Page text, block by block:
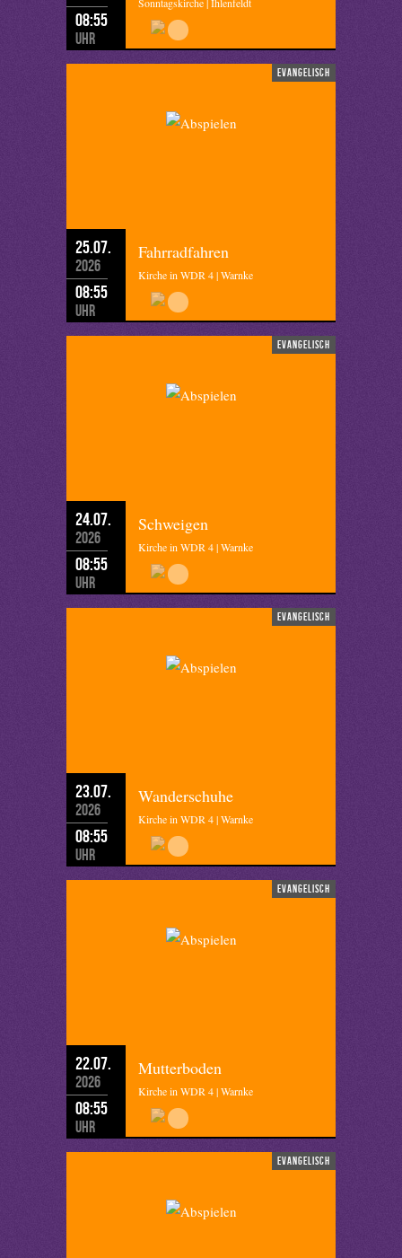
08:55
Uhr
evangelisch
25.07.
2026
08:55
Uhr
Fahrradfahren
Kirche in WDR 4 | Warnke
evangelisch
24.07.
2026
08:55
Uhr
Schweigen
Kirche in WDR 4 | Warnke
evangelisch
23.07.
2026
08:55
Uhr
Wanderschuhe
Kirche in WDR 4 | Warnke
evangelisch
22.07.
2026
08:55
Uhr
Mutterboden
Kirche in WDR 4 | Warnke
evangelisch